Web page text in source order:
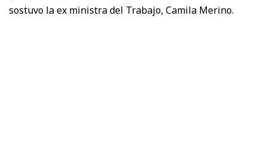
sostuvo la ex ministra del Trabajo, Camila Merino.